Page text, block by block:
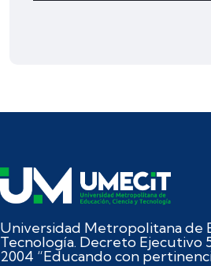
Universidad Metropolitana de
Tecnología. Decreto Ejecutivo
2004 “Educando con